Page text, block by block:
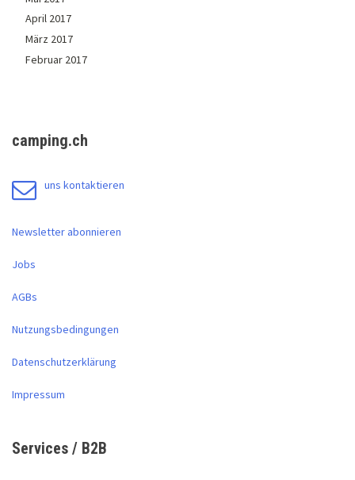
April 2017
März 2017
Februar 2017
camping.ch
uns kontaktieren
Newsletter abonnieren
Jobs
AGBs
Nutzungsbedingungen
Datenschutzerklärung
Impressum
Services / B2B